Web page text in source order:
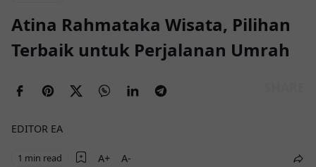
Atina Rahmataka Wisata, Pilihan
Terbaik untuk Perjalanan Umrah
EDITOR EA
1 min read